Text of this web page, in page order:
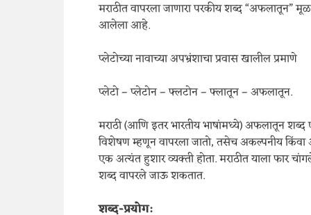
मराठीत वापरला जाणारा परकीय शब्द “अफलातून”
आलेला आहे.
प्लेटोच्या नावाच्या अपभ्रंशाचा प्रवास खालील प्रमाणे
प्लेटो – प्लेटोन – फ्लटोन – फ्लातून – अफलातून.
मराठी (आणि इतर भारतीय भाषांमध्ये) अफलातून शब्द
विशेषण म्हणून वापरला जातो, तसेच अकल्पनीय किंवा
एक अत्यंत हुशार व्यक्ती होता. मराठीत याला फार
शब्द वापरले जाऊ शकतात.
शब्द-प्रयोग: